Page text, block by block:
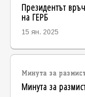
Президентът
на ГЕРБ
15 ян. 2025
Минута за
Минута за